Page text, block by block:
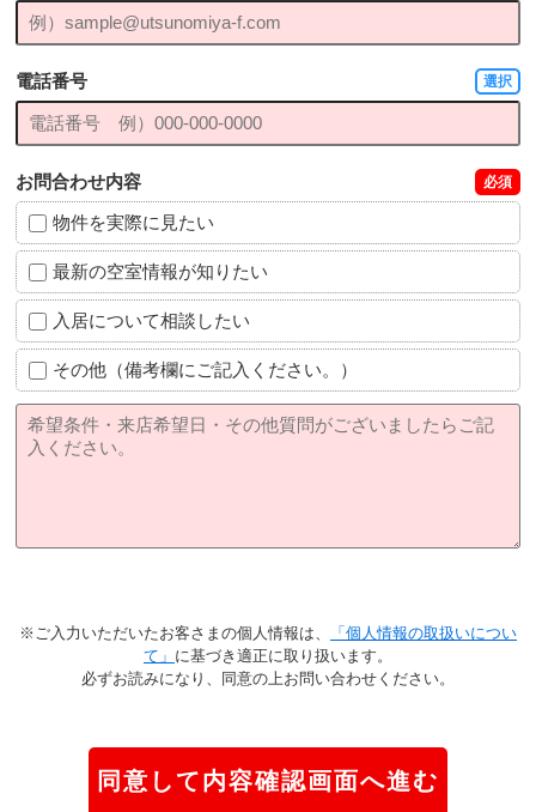
電話番号 選択
お問合わせ内容 必須
物件を実際に見たい
最新の空室情報が知りたい
入居について相談したい
その他（備考欄にご記入ください。）
※ご入力いただいたお客さまの個人情報は、
「個人情報の取扱いについ
て」 に基づき適正に取り扱います。
必ずお読みになり、同意の上お問い合わせください。